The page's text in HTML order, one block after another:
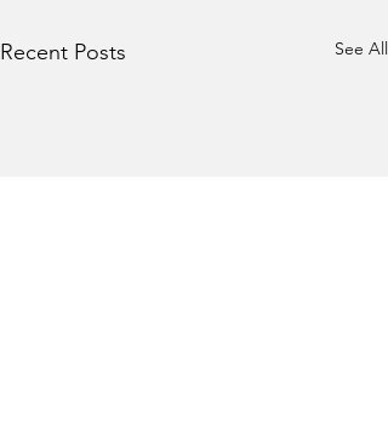
Recent Posts See All